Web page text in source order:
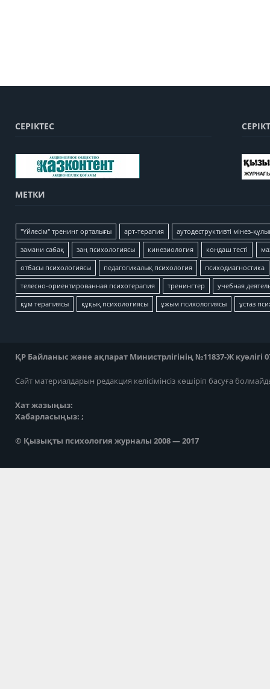
СЕРІКТЕС
МЕТКИ
"Үйлесім" тренинг орталығы арт-терапия аутодеструктивті мінез-
замани сабақ заң психологиясы кинезиология кондаш тесті
отбасы психологиясы педагогикалық психология психодиагностика
телесно-ориентированная психотерапия тренингтер учебная
құм терапиясы құқық психологиясы ұжым психологиясы ұстаз
ҚР Байланыс және ақпарат Министрлігінің №11837-Ж куәлігі
Сайт материалдарын редакция келісімінсіз көшіріп басуға
Хат жазыңыз:
Хабарласыңыз: ;
© Қызықты психология журналы 2008 — 2017